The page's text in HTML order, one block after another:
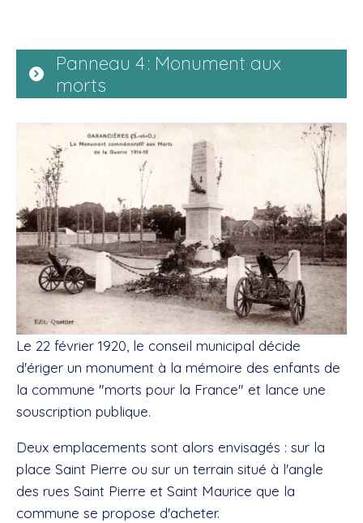
Panneau 4 : Monument aux
morts
Le 22 février 1920, le conseil municipal décide
d'ériger un monument à la mémoire des enfants de
la commune "morts pour la France" et lance une
souscription publique.
Deux emplacements sont alors envisagés : sur la
place Saint Pierre ou sur un terrain situé à l'angle
des rues Saint Pierre et Saint Maurice que la
commune se propose d'acheter.